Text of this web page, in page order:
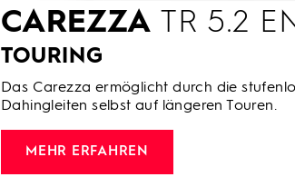
CAREZZA TR 5.2
TOURING
Das Carezza ermöglicht durch die
Dahingleiten selbst auf längeren Touren.
MEHR ERFAHREN